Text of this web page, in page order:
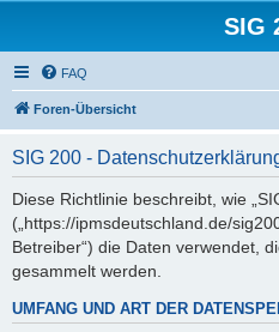
SIG
FAQ
Foren-Übersicht
SIG 200 -
Diese Richtlinie beschreibt, wie
(„https://ipmsdeutschland.de/
Betreiber“) die Daten verwendet,
gesammelt werden.
UMFANG UND ART DER